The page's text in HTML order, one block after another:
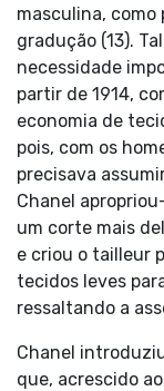
masculina,
gradução (13).
necessidade
partir de 1914,
economia de
pois, com os
precisava
Chanel
um corte mais
e criou o tailleur
tecidos leves
ressaltando a
Chanel
que, acrescido